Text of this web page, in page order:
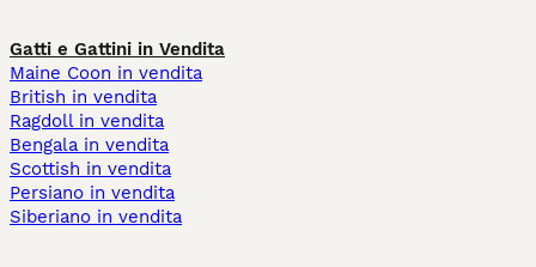
Gatti e Gattini in Vendita
Maine Coon in vendita
British in vendita
Ragdoll in vendita
Bengala in vendita
Scottish in vendita
Persiano in vendita
Siberiano in vendita